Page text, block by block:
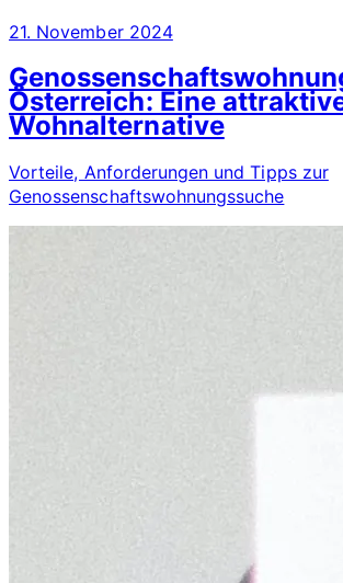
21. November 2024
Österreich: Eine
Wohnalternative
Vorteile, Anforderungen und Tipps zur
Genossenschaftswohnungssuche